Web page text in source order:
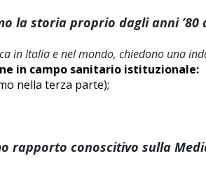
la storia proprio dagli anni ’80
in Italia e nel mondo, chiedono una
in campo sanitario istituzionale:
nella terza parte);
rapporto conoscitivo sulla